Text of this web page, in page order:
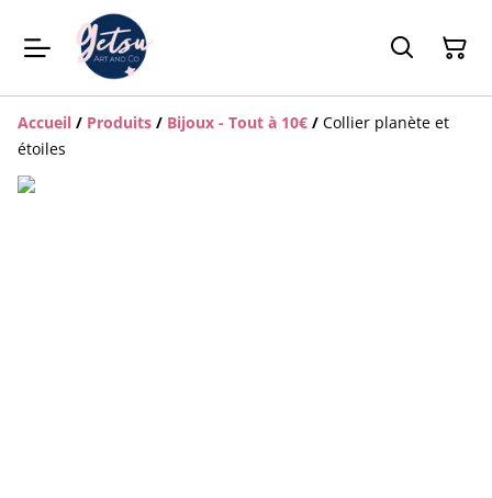
Accueil / Produits / Bijoux - Tout à 10€ / Collier planète et
étoiles